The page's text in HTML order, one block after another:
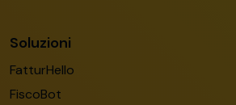
Soluzioni
FatturHello
FiscoBot